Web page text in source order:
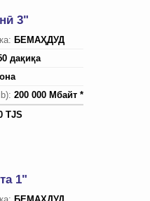
3"
БЕМАҲДУД
дақиқа
200 000 Мбайт *
TJS
1"